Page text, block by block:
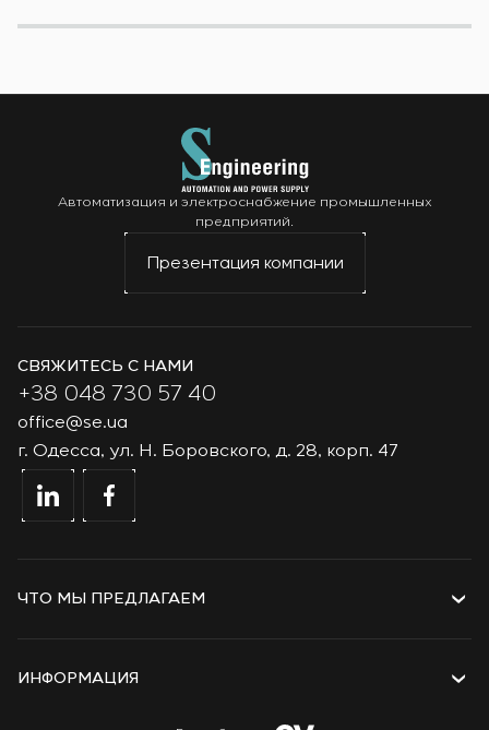
Автоматизация и электроснабжение промышленных
предприятий.
Презентация компании
СВЯЖИТЕСЬ С НАМИ
+38 048 730 57 40
office@se.ua
г. Одесса, ул. Н. Боровского, д. 28, корп. 47
ЧТО МЫ ПРЕДЛАГАЕМ
Решения
ИНФОРМАЦИЯ